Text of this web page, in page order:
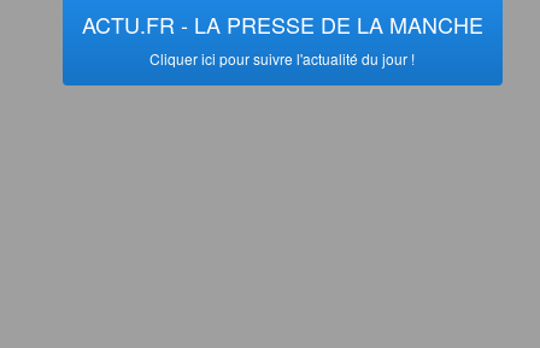
ACTU.FR - LA PRESSE DE LA MANCHE
Cliquer ici pour suivre l'actualité du jour !